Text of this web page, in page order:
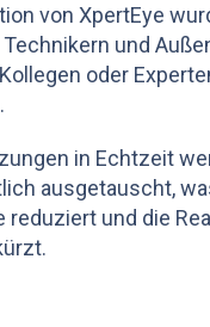
von XpertEye
und
oder
in Echtzeit
ausgetauscht,
und die